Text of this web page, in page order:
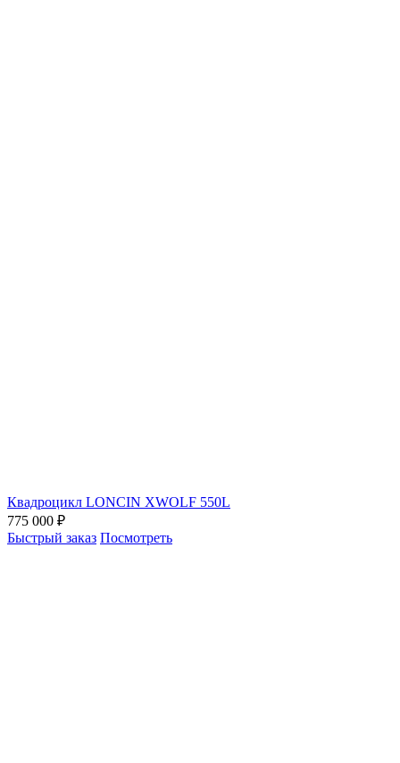
Квадроцикл LONCIN XWOLF 550L
775 000 ₽
Быстрый заказ Посмотреть